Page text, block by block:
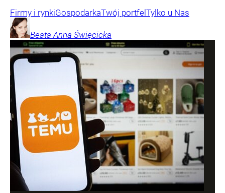
Firmy i rynkiGospodarkaTwój portfel Tylko u Nas
Beata Anna Święcicka